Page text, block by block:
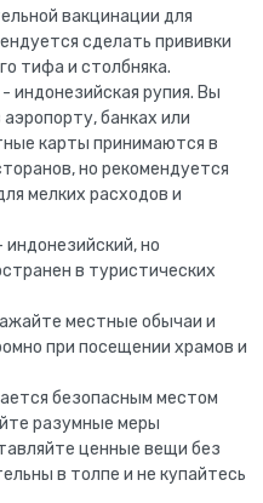
вакцинации для
сделать прививки
тифа и столбняка.
индонезийская рупия. Вы
банках или
карты принимаются в
но рекомендуется
мелких расходов и
но
в туристических
местные обычаи и
при посещении храмов и
безопасным местом
разумные меры
ценные вещи без
в толпе и не купайтесь